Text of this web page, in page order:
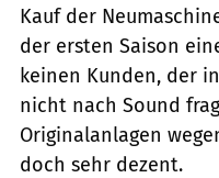
Kauf der
der ersten Saison
keinen Kunden, der
nicht nach Sound
Originalanlagen
doch sehr dezent.